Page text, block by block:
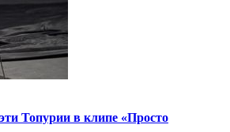
Топурии в клипе «Просто